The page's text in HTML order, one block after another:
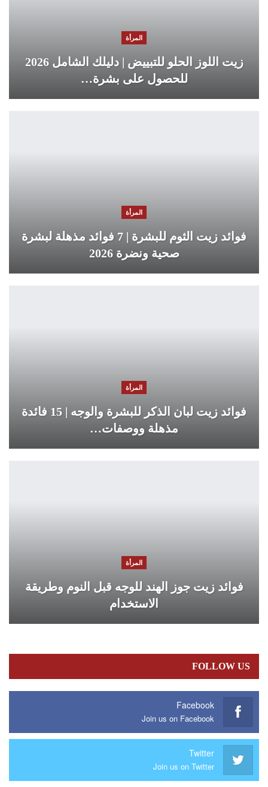
المرأة
زيت اللوز الحلو للتبييض | دليلك الشامل 2026
للحصول على بشرة…
المرأة
فوائد زيت الثوم للبشرة | 7 فوائد مذهلة لبشرة
صحية ونضرة 2026
المرأة
فوائد زيت لبان الذكر للبشرة والوجه | 15 فائدة
مذهلة ووصفات…
المرأة
فوائد زيت جوز الهند للوجه قبل النوم وطريقة
الاستخدام
FOLLOW US
Facebook
Join us on Facebook
Twitter
Join us on Twitter